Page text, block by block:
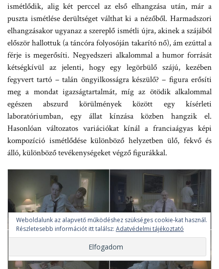
ismétlődik, alig két perccel az első elhangzása után, már a
puszta ismétlése derültséget válthat ki a nézőből. Harmadszori
elhangzásakor ugyanaz a szereplő ismétli újra, akinek a szájából
először hallottuk (a táncóra folyosóján takarító nő), ám ezúttal a
férje is megerősíti. Negyedszeri alkalommal a humor forrását
kétségkívül az jelenti, hogy egy legörbülő szájú, kezében
fegyvert tartó – talán öngyilkosságra készülő? – figura erősíti
meg a mondat igazságtartalmát, míg az ötödik alkalommal
egészen abszurd körülmények között egy kísérleti
laboratóriumban, egy állat kínzása közben hangzik el.
Hasonlóan változatos variációkat kínál a franciaágyas képi
kompozíció ismétlődése különböző helyzetben ülő, fekvő és
álló, különböző tevékenységeket végző figurákkal.
Weboldalunk az alapvető működéshez szükséges cookie-kat használ.
Részletesebb információt itt találsz: Adatvédelmi tájékoztató